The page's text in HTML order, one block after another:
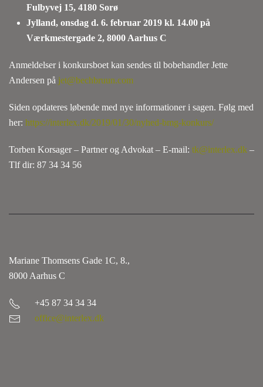
Fulbyvej 15, 4180 Sorø
Jylland, onsdag d. 6. februar 2019 kl. 14.00 på
Værkmestergade 2, 8000 Aarhus C
Anmeldelser i konkursboet kan sendes til bobehandler Jette
Andersen på jet@bechbruun.com
Siden opdateres løbende med nye informationer i sagen. Følg med
her: https://interlex.dk/2019/01/30/nyhed-bmg-konkurs/
Torben Korsager – Partner og Advokat – E-mail: tk@interlex.dk –
Tlf dir: 87 34 34 56
Mariane Thomsens Gade 1C, 8.,
8000 Aarhus C
+45 87 34 34 34
office@interlex.dk